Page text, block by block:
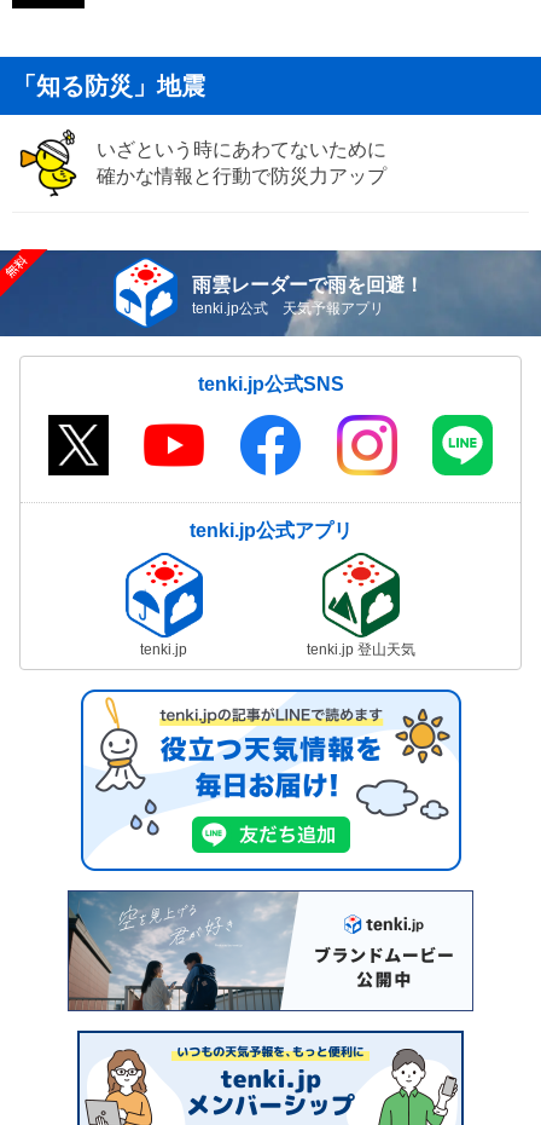
「知る防災」地震
いざという時にあわてないために
確かな情報と行動で防災力アップ
雨雲レーダーで雨を回避！
tenki.jp公式 天気予報アプリ
tenki.jp公式SNS
tenki.jp公式アプリ
tenki.jp tenki.jp 登山天気